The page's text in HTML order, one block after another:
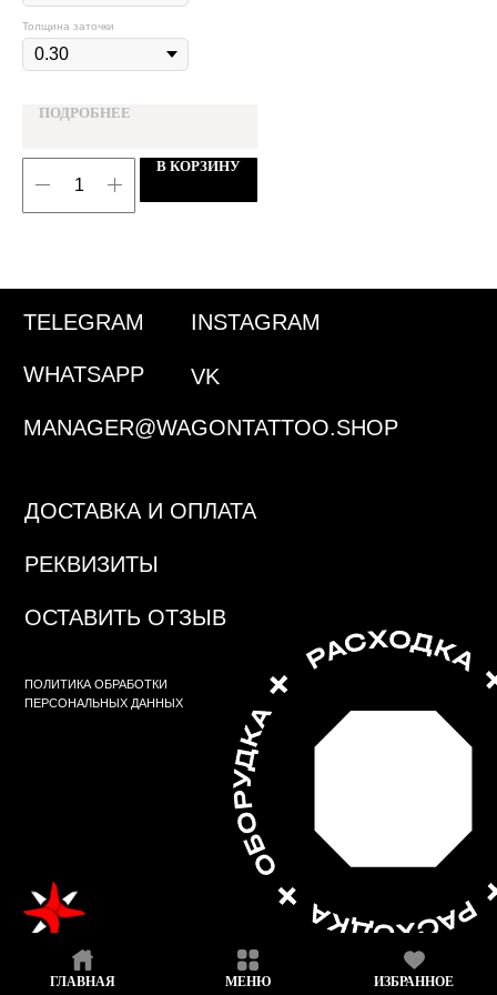
ГЛАВНАЯ МЕНЮ ИЗБРАННОЕ
Толщина заточки
ПОДРОБНЕЕ
В КОРЗИНУ